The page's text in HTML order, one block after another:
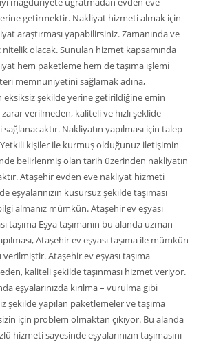
getirmektir. Nakliyat hizmeti almak için
araştırması yapabilirsiniz. Zamanında ve
nitelik olacak. Sunulan hizmet kapsamında
hem paketleme hem de taşıma işlemi
memnuniyetini sağlamak adına,
eksiksiz şekilde yerine getirildiğine emin
zarar verilmeden, kaliteli ve hızlı şeklide
Nakliyatın yapılması için talep
kişiler ile kurmuş olduğunuz iletişimin
belirlenmiş olan tarih üzerinden nakliyatın
Ataşehir evden eve nakliyat hizmeti
eşyalarınızın kusursuz şekilde taşıması
almanız mümkün. Ataşehir ev eşyası
taşıma Eşya taşımanın bu alanda uzman
Ataşehir ev eşyası taşıma ile mümkün
Ataşehir ev eşyası taşıma
kaliteli şekilde taşınması hizmet veriyor.
eşyalarınızda kırılma – vurulma gibi
şekilde yapılan paketlemeler ve taşıma
için problem olmaktan çıkıyor. Bu alanda
hizmeti sayesinde eşyalarınızın taşımasını